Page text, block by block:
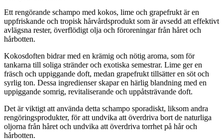
Ett rengörande schampo med kokos, lime och grapefrukt är en
uppfriskande och tropisk hårvårdsprodukt som är avsedd att effektivt
avlägsna rester, överflödigt olja och föroreningar från håret och
hårbotten.
Kokosdoften bidrar med en krämig och nötig aroma, som för
tankarna till soliga stränder och exotiska semestrar. Lime ger en
fräsch och uppiggande doft, medan grapefrukt tillsätter en söt och
syrlig ton. Dessa ingredienser skapar en härlig blandning med en
uppiggande somrig, revitaliserande och uppåtsträvande doft.
Det är viktigt att använda detta schampo sporadiskt, liksom andra
rengöringsprodukter, för att undvika att överdriva bort de naturliga
oljorna från håret och undvika att överdriva torrhet på hår och
hårbotten.